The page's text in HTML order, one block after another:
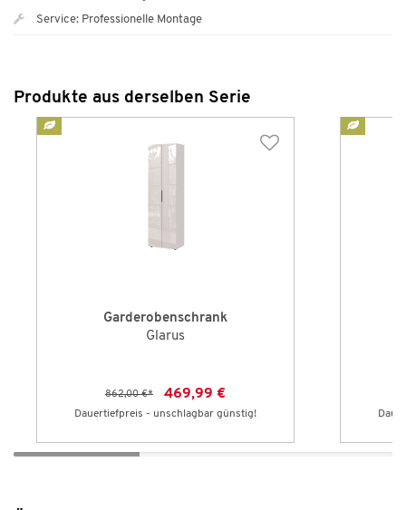
Service: Professionelle Montage
Produkte aus derselben Serie
Garderobenschrank
Glarus
862,00 €* 469,99 €
Dauertiefpreis - unschlagbar günstig!